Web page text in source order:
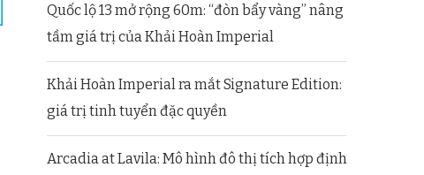
Quốc lộ 13 mở rộng 60m: “đòn bẩy vàng” nâng
tầm giá trị của Khải Hoàn Imperial
Khải Hoàn Imperial ra mắt Signature Edition:
giá trị tinh tuyển đặc quyền
Arcadia at Lavila: Mô hình đô thị tích hợp định